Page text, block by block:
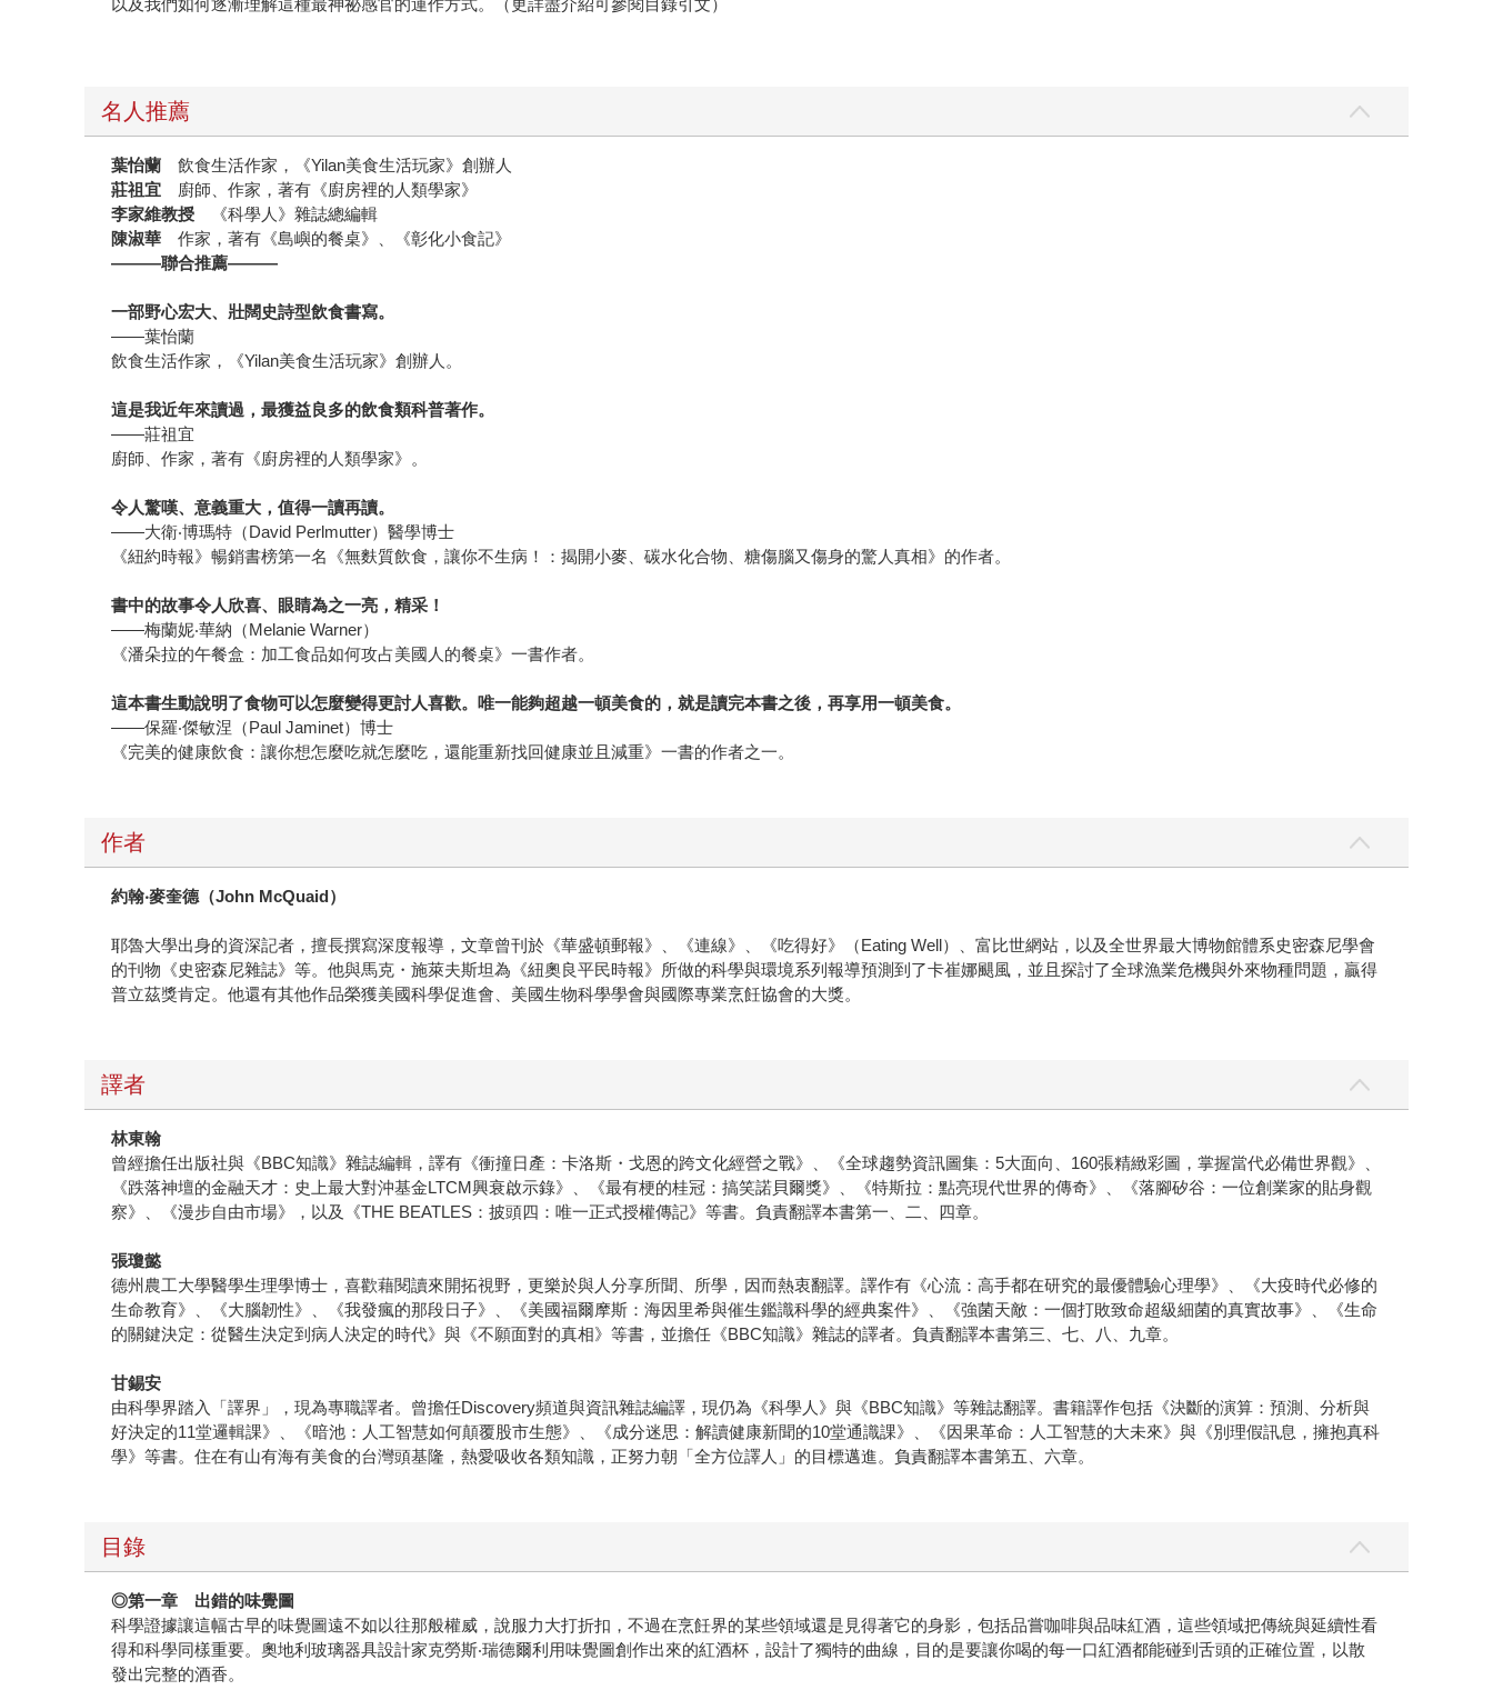
名人推薦
葉怡蘭飲食生活作家，《Yilan美食生活玩家》創辦人
莊祖宜 廚師、作家，著有《廚房裡的人類學家》
李家維教授
《科學人》雜誌總編輯
陳淑華作家，著有《島嶼的餐桌》、《彰化小食記》
———聯合推薦———
一部野心宏大、壯闊史詩型飲食書寫。
――葉怡蘭
飲食生活作家，《Yilan美食生活玩家》創辦人。
這是我近年來讀過，最獲益良多的飲食類科普著作。
――莊祖宜
廚師、作家，著有《廚房裡的人類學家》。
令人驚嘆、意義重大，值得一讀再讀。
——大衛‧博瑪特（David Perlmutter）醫學博士
《紐約時報》暢銷書榜第一名《無麩質飲食，讓你不生病！：揭開小麥、碳水化合物、糖傷腦又傷身的驚人真相》的作者。
書中的故事令人欣喜、眼睛為之一亮，精采！
——梅蘭妮‧華納（Melanie Warner）
《潘朵拉的午餐盒：加工食品如何攻占美國人的餐桌》一書作者。
這本書生動說明了食物可以怎麼變得更討人喜歡。唯一能夠超越一頓美食的，就是讀完本書之後，再享用一頓美食。
——保羅‧傑敏涅（Paul Jaminet）博士
《完美的健康飲食：讓你想怎麼吃就怎麼吃，還能重新找回健康並且減重》一書的作者之一。
作者
約翰‧麥奎德（John McQuaid）
耶魯大學出身的資深記者，擅長撰寫深度報導，文章曾刊於《華盛頓郵報》、《連線》、《吃得好》（Eating Well）、富比世網站，以及全世界最大博物館體系史密森尼學會
的刊物《史密森尼雜誌》等。他與馬克・施萊夫斯坦為《紐奧良平民時報》所做的科學與環境系列報導預測到了卡崔娜颶風，並且探討了全球漁業危機與外來物種問題，贏得
普立茲獎肯定。他還有其他作品榮獲美國科學促進會、美國生物科學學會與國際專業烹飪協會的大獎。
譯者
林東翰
曾經擔任出版社與《BBC知識》雜誌編輯，譯有《衝撞日產：卡洛斯・戈恩的跨文化經營之戰》、《全球趨勢資訊圖集：5大面向、160張精緻彩圖，掌握當代必備世界觀》、
《跌落神壇的金融天才：史上最大對沖基金LTCM興衰啟示錄》、《最有梗的桂冠：搞笑諾貝爾獎》、《特斯拉：點亮現代世界的傳奇》、《落腳矽谷：一位創業家的貼身觀
察》、《漫步自由市場》，以及《THE BEATLES：披頭四：唯一正式授權傳記》等書。負責翻譯本書第一、二、四章。
張瓊懿
德州農工大學醫學生理學博士，喜歡藉閱讀來開拓視野，更樂於與人分享所聞、所學，因而熱衷翻譯。譯作有《心流：高手都在研究的最優體驗心理學》、《大疫時代必修的
生命教育》、《大腦韌性》、《我發瘋的那段日子》、《美國福爾摩斯：海因里希與催生鑑識科學的經典案件》、《強菌天敵：一個打敗致命超級細菌的真實故事》、《生命
的關鍵決定：從醫生決定到病人決定的時代》與《不願面對的真相》等書，並擔任《BBC知識》雜誌的譯者。負責翻譯本書第三、七、八、九章。
甘錫安
由科學界踏入「譯界」，現為專職譯者。曾擔任Discovery頻道與資訊雜誌編譯，現仍為《科學人》與《BBC知識》等雜誌翻譯。書籍譯作包括《決斷的演算：預測、分析與
好決定的11堂邏輯課》、《暗池：人工智慧如何顛覆股市生態》、《成分迷思：解讀健康新聞的10堂通識課》、《因果革命：人工智慧的大未來》與《別理假訊息，擁抱真科
學》等書。住在有山有海有美食的台灣頭基隆，熱愛吸收各類知識，正努力朝「全方位譯人」的目標邁進。負責翻譯本書第五、六章。
目錄
◎第一章 出錯的味覺圖
科學證據讓這幅古早的味覺圖遠不如以往那般權威，說服力大打折扣，不過在烹飪界的某些領域還是見得著它的身影，包括品嘗咖啡與品味紅酒，這些領域把傳統與延續性看
得和科學同樣重要。奧地利玻璃器具設計家克勞斯‧瑞德爾利用味覺圖創作出來的紅酒杯，設計了獨特的曲線，目的是要讓你喝的每一口紅酒都能碰到舌頭的正確位置，以散
發出完整的酒香。